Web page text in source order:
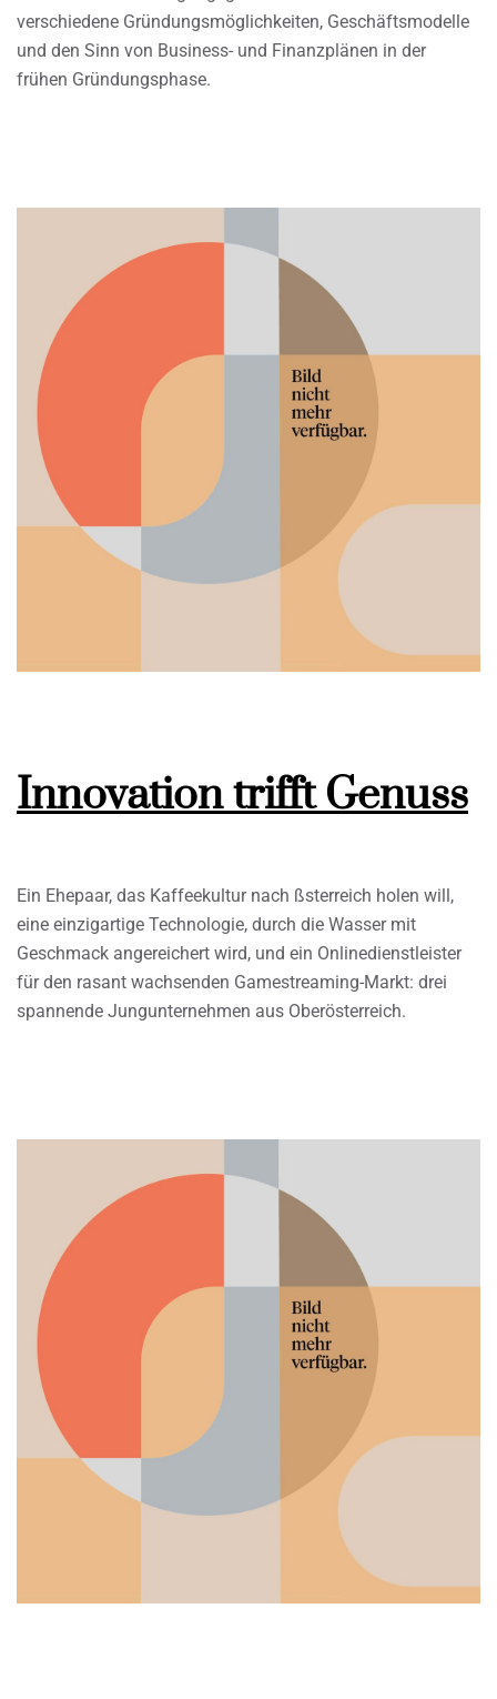
verschiedene Gründungsmöglichkeiten, Geschäftsmodelle
und den Sinn von Business- und Finanzplänen in der
frühen Gründungsphase.
Innovation trifft Genuss
Ein Ehepaar, das Kaffeekultur nach ßsterreich holen will,
eine einzigartige Technologie, durch die Wasser mit
Geschmack angereichert wird, und ein Onlinedienstleister
für den rasant wachsenden Gamestreaming-Markt: drei
spannende Jungunternehmen aus Oberösterreich.